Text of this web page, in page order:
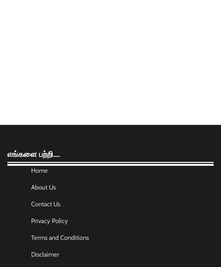
எங்களை பற்றி….
Home
About Us
Contact Us
Privacy Policy
Terms and Conditions
Disclaimer